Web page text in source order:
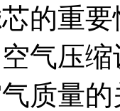
的重
气压
质量